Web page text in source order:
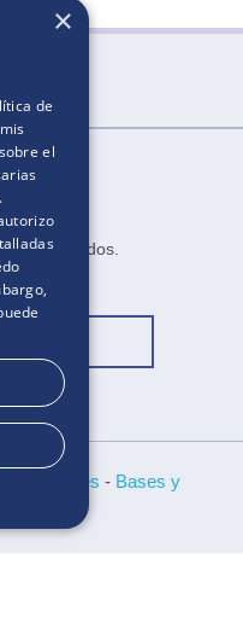
reservados​.​
de Cookies - Bases y
×
de
el
.